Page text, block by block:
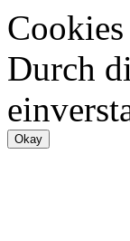
Durch